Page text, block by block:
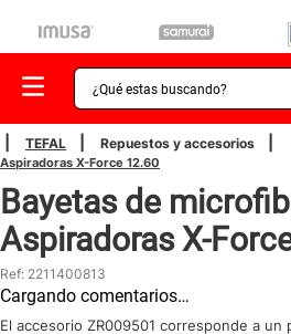
¿Qué estas buscando?
TEFAL Repuestos y accesorios
Aspiradoras X-Force 12.60
Bayetas de
Aspiradoras X-
Ref: 2211400813
Cargando comentarios…
El accesorio ZR009501 corresponde a
TÉRMINOS MÁS
1.
2 .
bateria
3.
olla presion
5.
aspiradora